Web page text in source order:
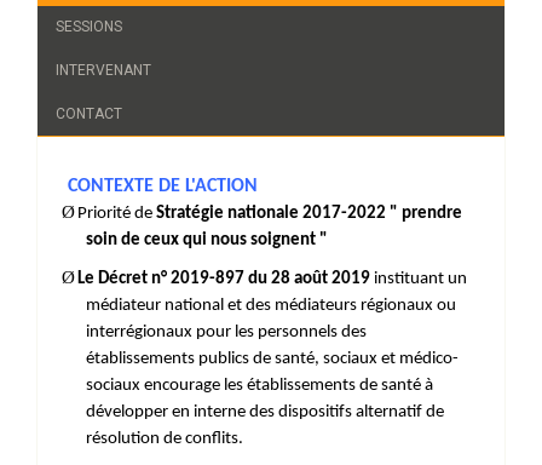
SESSIONS
INTERVENANT
CONTACT
CONTEXTE DE L'ACTION
Ø Priorité deStratégie nationale 2017-2022 " prendre
soin de ceux qui nous soignent "
ØLe Décret n° 2019-897 du 28 août 2019 instituant un
médiateur national et des médiateurs régionaux ou
interrégionaux pour les personnels des
établissements publics de santé, sociaux et médico-
sociaux encourage les établissements de santé à
développer en interne des dispositifs alternatif de
résolution de conflits.